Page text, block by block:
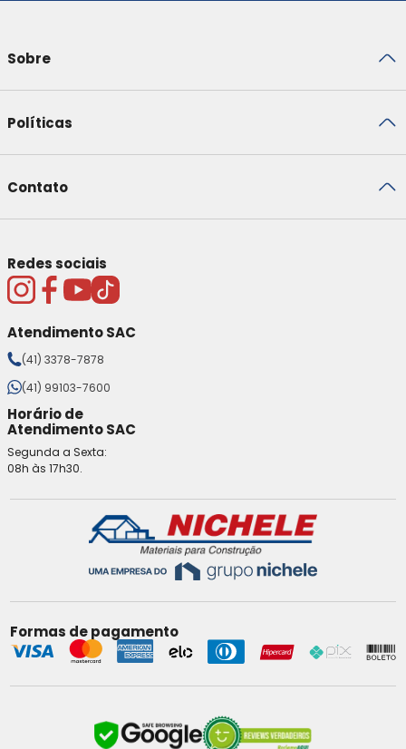
Sobre
Políticas
Contato
Redes sociais
Atendimento SAC
(41) 3378-7878
(41) 99103-7600
Horário de
Atendimento SAC
Segunda a Sexta:
08h às 17h30.
Formas de pagamento